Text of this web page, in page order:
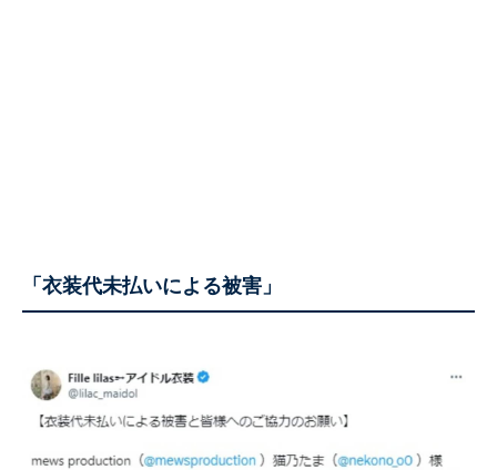
「衣装代未払いによる被害」